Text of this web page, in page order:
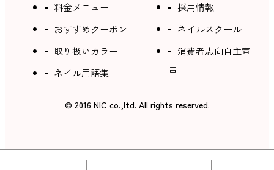
料金メニュー
おすすめクーポン
取り扱いカラー
ネイル用語集
採用情報
ネイルスクール
消費者志向自主宣
言
©︎ 2016 NIC co.,ltd. All rights reserved.